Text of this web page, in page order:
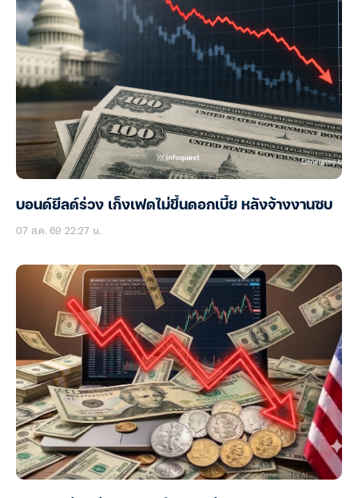
บอนด์ยีลด์ร่วง เก็งเฟดไม่ขึ้นดอกเบี้ย หลังจ้างงานซบ
07 ส.ค. 69 22:27 น.